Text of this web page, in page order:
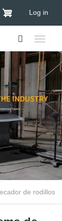
Log in
de rodillos